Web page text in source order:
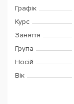
Графік
Курс
Заняття
Група
Носій
Вік